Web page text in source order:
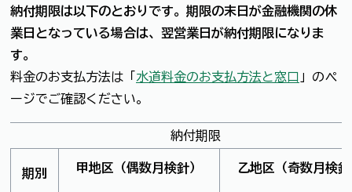
納付期限は以下のとおりです。期限の末日が金融機関の休
業日となっている場合は、翌営業日が納付期限になりま
す。
料金のお支払方法は「水道料金のお支払方法と窓口 」のペ
ージでご確認ください。
納付期限
期別 甲地区（偶数月検針） 乙地区（奇数月検